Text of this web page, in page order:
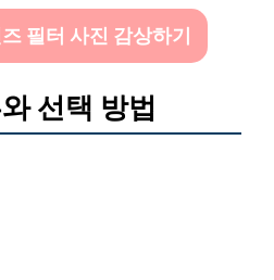
필터 사진 감상하기
선택 방법